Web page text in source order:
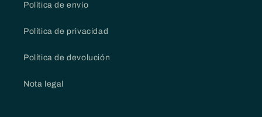
Política de envío
Política de privacidad
Política de devolución
Nota legal